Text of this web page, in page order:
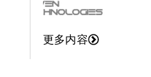
更多内容